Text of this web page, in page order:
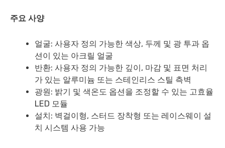
주요 사양
얼굴: 사용자 정의 가능한 색상, 두께 및 광 투과 옵
션이 있는 아크릴 얼굴
반환: 사용자 정의 가능한 깊이, 마감 및 표면 처리
가 있는 알루미늄 또는 스테인리스 스틸 측벽
광원: 밝기 및 색온도 옵션을 조정할 수 있는 고효율
LED 모듈
설치: 벽걸이형, 스터드 장착형 또는 레이스웨이 설
치 시스템 사용 가능